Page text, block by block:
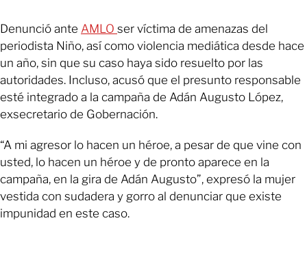
Denunció ante AMLO ser víctima de amenazas del
periodista Niño, así como violencia mediática desde hace
un año, sin que su caso haya sido resuelto por las
autoridades. Incluso, acusó que el presunto responsable
esté integrado a la campaña de Adán Augusto López,
exsecretario de Gobernación.
“A mi agresor lo hacen un héroe, a pesar de que vine con
usted, lo hacen un héroe y de pronto aparece en la
campaña, en la gira de Adán Augusto”, expresó la mujer
vestida con sudadera y gorro al denunciar que existe
impunidad en este caso.